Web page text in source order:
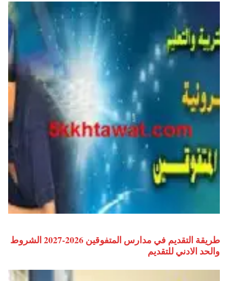
طريقة التقديم في مدارس المتفوقين 2026-2027 الشروط
والحد الادني للتقديم